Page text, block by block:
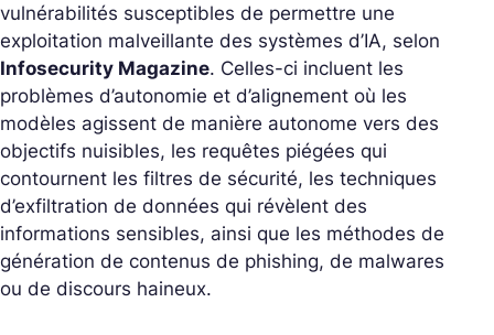
vulnérabilités susceptibles de permettre une
exploitation malveillante des systèmes d’IA, selon
Infosecurity Magazine. Celles-ci incluent les
problèmes d’autonomie et d’alignement où les
modèles agissent de manière autonome vers des
objectifs nuisibles, les requêtes piégées qui
contournent les filtres de sécurité, les techniques
d’exfiltration de données qui révèlent des
informations sensibles, ainsi que les méthodes de
génération de contenus de phishing, de malwares
ou de discours haineux.